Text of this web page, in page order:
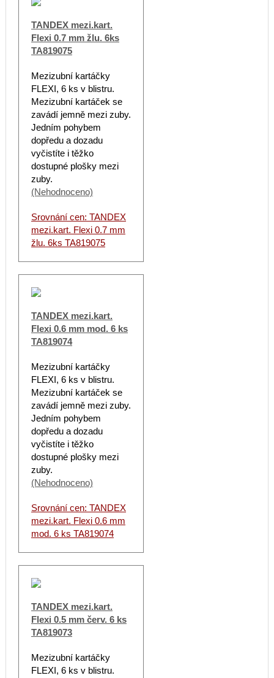
TANDEX mezi.kart.
Flexi 0.7 mm žlu. 6ks
TA819075
Mezizubní kartáčky
FLEXI, 6 ks v blistru.
Mezizubní kartáček se
zavádí jemně mezi zuby.
Jedním pohybem
dopředu a dozadu
vyčistíte i těžko
dostupné plošky mezi
zuby.
(Nehodnoceno)
Srovnání cen: TANDEX
mezi.kart. Flexi 0.7 mm
žlu. 6ks TA819075
TANDEX mezi.kart.
Flexi 0.6 mm mod. 6 ks
TA819074
Mezizubní kartáčky
FLEXI, 6 ks v blistru.
Mezizubní kartáček se
zavádí jemně mezi zuby.
Jedním pohybem
dopředu a dozadu
vyčistíte i těžko
dostupné plošky mezi
zuby.
(Nehodnoceno)
Srovnání cen: TANDEX
mezi.kart. Flexi 0.6 mm
mod. 6 ks TA819074
TANDEX mezi.kart.
Flexi 0.5 mm červ. 6 ks
TA819073
Mezizubní kartáčky
FLEXI, 6 ks v blistru.